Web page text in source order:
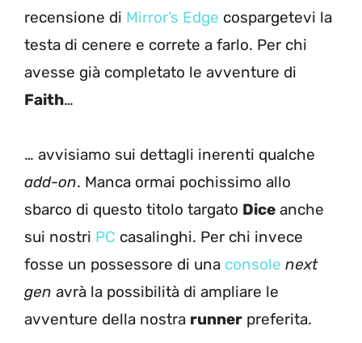
recensione di Mirror’s Edge cospargetevi la
testa di cenere e correte a farlo. Per chi
avesse già completato le avventure di
Faith…
… avvisiamo sui dettagli inerenti qualche
add-on. Manca ormai pochissimo allo
sbarco di questo titolo targato Dice anche
sui nostri PC casalinghi. Per chi invece
fosse un possessore di una console next
gen avrà la possibilità di ampliare le
avventure della nostra runner preferita.